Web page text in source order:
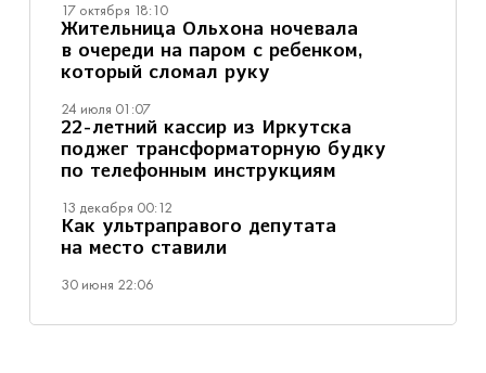
17 октября 18:10
Жительница Ольхона ночевала
в очереди на паром с ребенком,
который сломал руку
24 июля 01:07
22-летний кассир из Иркутска
поджег трансформаторную будку
по телефонным инструкциям
13 декабря 00:12
Как ультраправого депутата
на место ставили
30 июня 22:06